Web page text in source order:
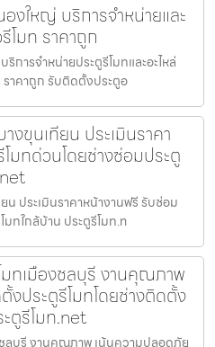
งใหญ่ บริการจำหน่ายและ
โมท ราคาถูก
ารจำหน่ายประตูรีโมทและอะไหล่
าคาถูก รับติดตั้งประตูอ
งขุนเทียน ประเมินราคา
มทด่วนโดยช่างซ่อมประตู
น ประเมินราคาหน้างานฟรี รับซ่อม
ทใกล้บ้าน ประตูรีโมท.n
มทเมืองชลบุรี งานคุณภาพ
ประตูรีโมทโดยช่างติดตั้ง
ตูรีโมท.net
ลบุรี งานคุณภาพ เน้นความปลอดภัย